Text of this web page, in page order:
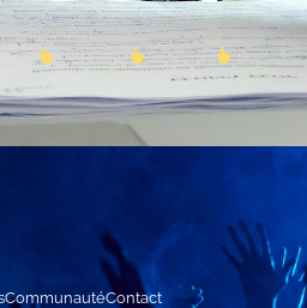
CommunautéContact